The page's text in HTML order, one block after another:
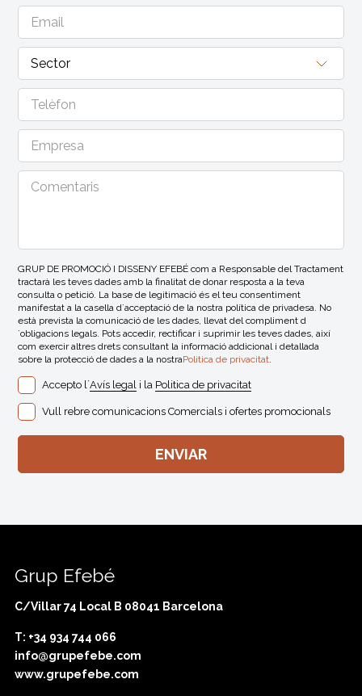
GRUP DE PROMOCIÓ I DISSENY EFEBÉ com a Responsable del Tractament
tractarà les teves dades amb la finalitat de donar resposta a la teva
consulta o petició. La base de legitimació és el teu consentiment
manifestat a la casella d´acceptació de la nostra política de privadesa. No
està prevista la comunicació de les dades, llevat del compliment d
´obligacions legals. Pots accedir, rectificar i suprimir les teves dades, així
com exercir altres drets consultant la informació addicional i detallada
sobre la protecció de dades a la nostraPolitica de privacitat
Accepto l´Avís legal i la Politica de privacitat
Vull rebre comunicacions Comercials i ofertes promocionals
Grup Efebé
C/Villar 74 Local B 08041 Barcelona
T: +34 934 744 066
info@grupefebe.com
www.grupefebe.com